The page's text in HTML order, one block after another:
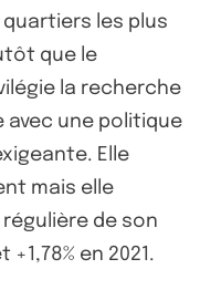
quartiers les plus
que le
la recherche
avec une politique
Elle
mais elle
de son
en 2021.